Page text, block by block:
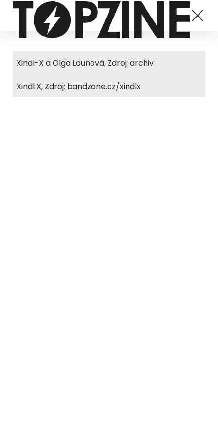
Xindl-X a Olga Lounová, Zdroj: archiv
Xindl X, Zdroj: bandzone.cz/xindlx